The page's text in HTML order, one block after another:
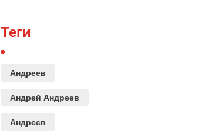
Теги
Андреев
Андрей Андреев
Андрєєв